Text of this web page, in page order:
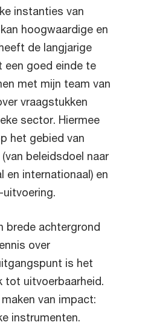
instanties van
hoogwaardige en
de langjarige
een goed einde te
met mijn team van
vraagstukken
sector. Hiermee
het gebied van
beleidsdoel naar
en internationaal) en
brede achtergrond
over
is het
tot uitvoerbaarheid.
van impact:
instrumenten.